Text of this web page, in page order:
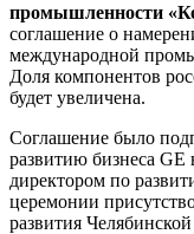
промышленности
соглашение о
международной
Доля компонентов
будет увеличена.
Соглашение было
развитию бизнеса
директором по
церемонии
развития